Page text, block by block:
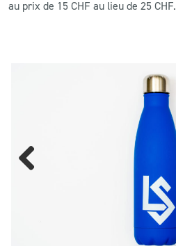
au prix de 15 CHF au lieu de 25 CHF.